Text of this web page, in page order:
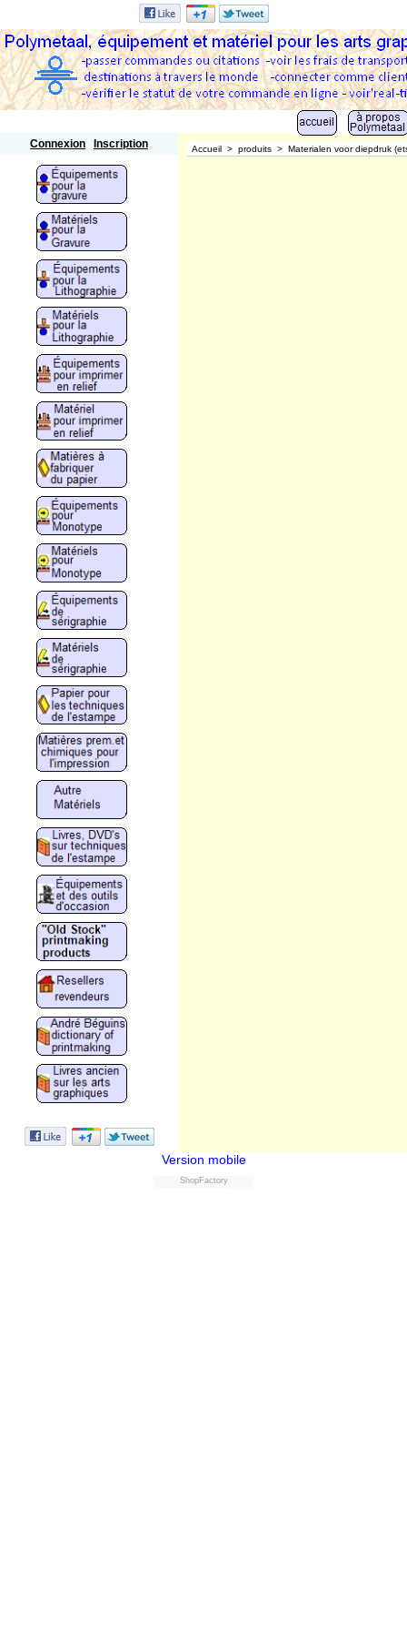
Connexion Inscription Accueil > produits > Materialen voor diepdruk
Version mobile
ShopFactory